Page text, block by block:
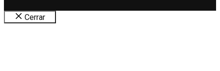
Cerrar